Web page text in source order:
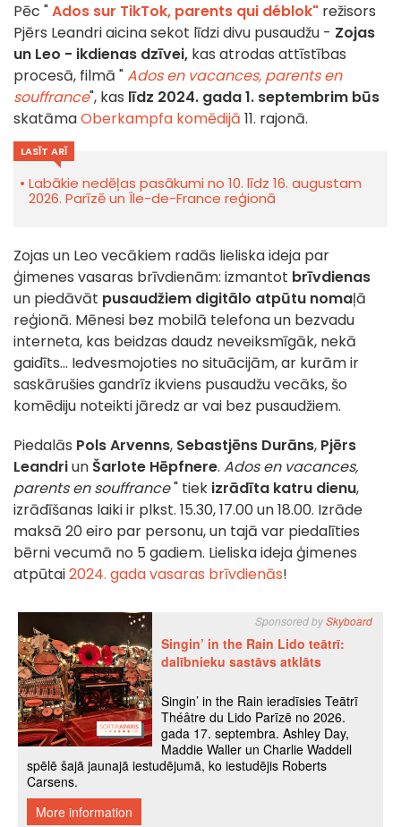
Pēc "Ados sur TikTok, parents qui déblok" režisors
Pjērs Leandri aicina sekot līdzi divu pusaudžu - Zojas
un Leo - ikdienas dzīvei, kas atrodas attīstības
procesā, filmā "Ados en vacances, parents en
souffrance", kas līdz 2024. gada 1. septembrim būs
skatāmaOberkampfa komēdijā 11. rajonā.
LASĪT ARĪ
Labākie nedēļas pasākumi no 10. līdz 16. augustam
2026. Parīzē un Île-de-France reģionā
Zojas un Leo vecākiem radās lieliska ideja par
ģimenes vasaras brīvdienām: izmantot brīvdienas
un piedāvāt pusaudžiem digitālo atpūtu nomaļā
reģionā. Mēnesi bez mobilā telefona un bezvadu
interneta, kas beidzas daudz neveiksmīgāk, nekā
gaidīts... Iedvesmojoties no situācijām, ar kurām ir
saskārušies gandrīz ikviens pusaudžu vecāks, šo
komēdiju noteikti jāredz ar vai bez pusaudžiem.
Piedalās Pols Arvenns, Sebastjēns Durāns, Pjērs
Leandriun Šarlote Hēpfnere. Ados en vacances,
parents en souffrance" tiek izrādīta katru dienu,
izrādīšanas laiki ir plkst. 15.30, 17.00 un 18.00. Izrāde
maksā 20 eiro par personu, un tajā var piedalīties
bērni vecumā no 5 gadiem. Lieliska ideja ģimenes
atpūtai2024. gada vasaras brīvdienās!